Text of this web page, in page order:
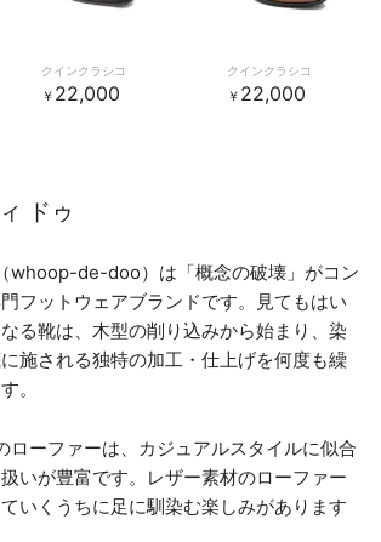
クインクラシコ
￥ 22,000
クインクラシコ
￥ 22,000
ドゥ
whoop-de-doo）は「概念の破壊」がコン
フットウェアブランドです。見てもはい
る靴は、木型の削り込みから始まり、染
施される独特の加工・仕上げを何度も繰
。
ローファーは、カジュアルスタイルに似合
いが豊富です。レザー素材のローファー
いくうちに足に馴染む楽しみがあります